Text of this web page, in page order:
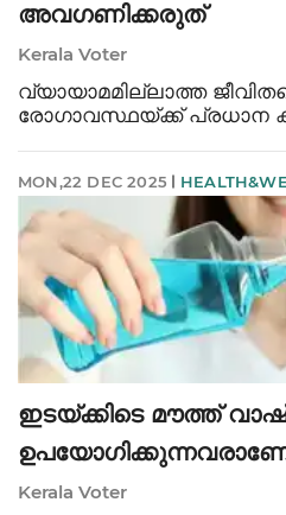
അവഗണിക്കരുത്
Kerala Voter
വ്യായാമമില്ലാത്ത
രോഗാവസ്ഥയ്ക്ക് പ്രധാന
വിളിക്കുന്നത്.
MON,22 DEC 2025
ഇടയ്ക്കിടെ മൗത്ത് വാഷ്
സൂക്ഷിക്കുക; പ്രമേഹം
Kerala Voter